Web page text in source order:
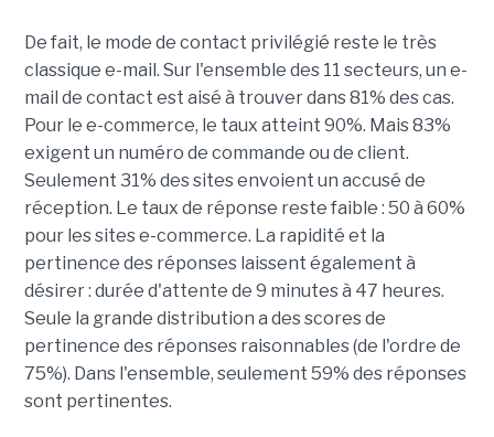
De fait, le mode de contact privilégié reste le très
classique e-mail. Sur l'ensemble des 11 secteurs, un e-
mail de contact est aisé à trouver dans 81% des cas.
Pour le e-commerce, le taux atteint 90%. Mais 83%
exigent un numéro de commande ou de client.
Seulement 31% des sites envoient un accusé de
réception. Le taux de réponse reste faible : 50 à 60%
pour les sites e-commerce. La rapidité et la
pertinence des réponses laissent également à
désirer : durée d'attente de 9 minutes à 47 heures.
Seule la grande distribution a des scores de
pertinence des réponses raisonnables (de l'ordre de
75%). Dans l'ensemble, seulement 59% des réponses
sont pertinentes.